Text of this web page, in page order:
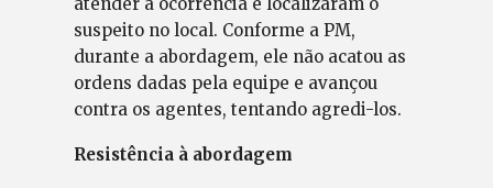
atender à ocorrência e localizaram o
suspeito no local. Conforme a PM,
durante a abordagem, ele não acatou as
ordens dadas pela equipe e avançou
contra os agentes, tentando agredi-los.
Resistência à abordagem